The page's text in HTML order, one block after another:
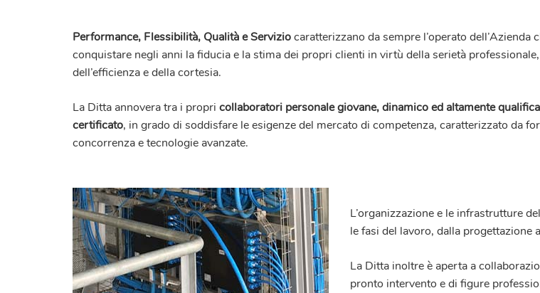
Performance, Flessibilità, Qualità e Serviziocaratterizzano da sempre l’operato dell’Azienda
conquistare negli anni la fiducia e la stima dei propri clienti in virtù della serietà professionale,
dell’efficienza e della cortesia.
La Ditta annovera tra i propri collaboratori personale giovane, dinamico ed altamente
certificato, in grado di soddisfare le esigenze del mercato di competenza, caratterizzato da
concorrenza e tecnologie avanzate.
L’organizzazione e le infrastrutture
le fasi del lavoro, dalla progettazione
La Ditta inoltre è aperta a
pronto intervento e di figure